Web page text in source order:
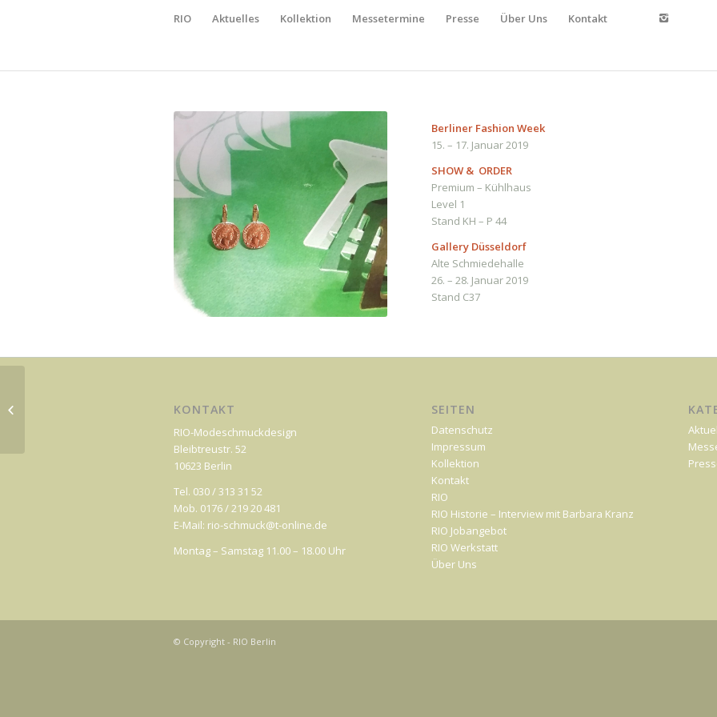
RIO Aktuelles Kollektion Messetermine Presse Über Uns Kontakt
Berliner Fashion Week
15. – 17. Januar 2019
SHOW & ORDER
Premium – Kühlhaus
Level 1
Stand KH – P 44
Gallery Düsseldorf
Alte Schmiedehalle
26. – 28. Januar 2019
Stand C37
KONTAKT
RIO-Modeschmuckdesign
Bleibtreustr. 52
10623 Berlin
Tel. 030 / 313 31 52
Mob. 0176 / 219 20 481
E-Mail: rio-schmuck@t-online.de
Montag – Samstag 11.00 – 18.00 Uhr
SEITEN
Datenschutz
Impressum
Kollektion
Kontakt
RIO
RIO Historie – Interview mit Barbara Kranz
RIO Jobangebot
RIO Werkstatt
Über Uns
© Copyright - RIO Berlin